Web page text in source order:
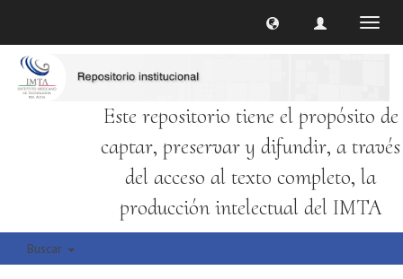
Este repositorio tiene el propósito de
captar, preservar y difundir, a través
del acceso al texto completo, la
producción intelectual del IMTA
Buscar